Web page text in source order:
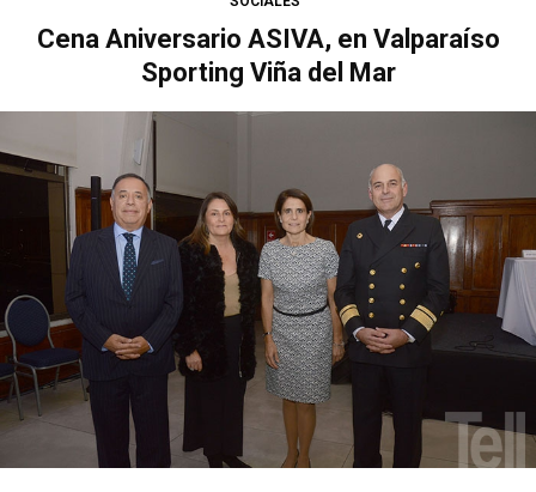
Cena Aniversario ASIVA, en Valparaíso
Sporting Viña del Mar